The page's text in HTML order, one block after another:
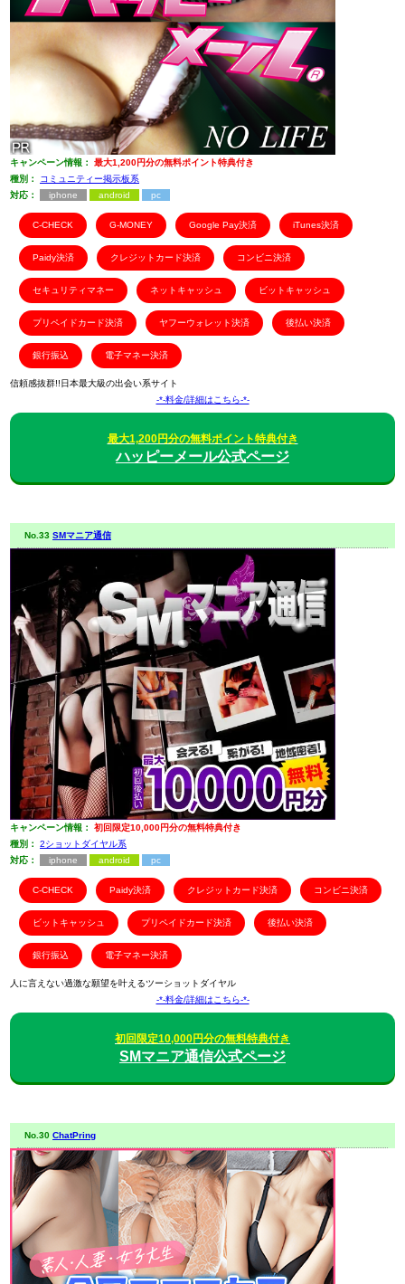
キャンペーン情報：
最大1,200円分の無料ポイント特典付き
種別：
コミュニティー掲示板系
対応：
iphone android pc
C-CHECK G-MONEY Google Pay決済 iTunes決済
Paidy決済 クレジットカード決済 コンビニ決済
セキュリティマネー ネットキャッシュ ビットキャッシュ
プリペイドカード決済 ヤフーウォレット決済 後払い決済
銀行振込 電子マネー決済
信頼感抜群!!日本最大級の出会い系サイト
-*-料金/詳細はこちら-*-
最大1,200円分の無料ポイント特典付き
ハッピーメール公式ページ
No.33 SMマニア通信
キャンペーン情報：
初回限定10,000円分の無料特典付き
種別：
2ショットダイヤル系
対応：
iphone android pc
C-CHECK Paidy決済 クレジットカード決済 コンビニ決済
ビットキャッシュ プリペイドカード決済 後払い決済
銀行振込 電子マネー決済
人に言えない過激な願望を叶えるツーショットダイヤル
-*-料金/詳細はこちら-*-
初回限定10,000円分の無料特典付き
SMマニア通信公式ページ
No.30 ChatPring